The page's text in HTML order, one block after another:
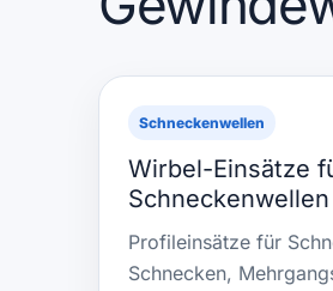
Schneckenwellen
Wirbel-Einsätze
Schneckenwellen
Profileinsätze für
Schnecken,